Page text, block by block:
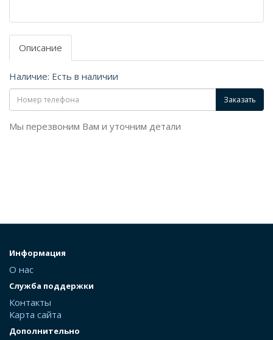
Описание
Наличие: Есть в наличии
Заказать
Мы перезвоним Вам и уточним детали
Информация
О нас
Служба поддержки
Контакты
Карта сайта
Дополнительно